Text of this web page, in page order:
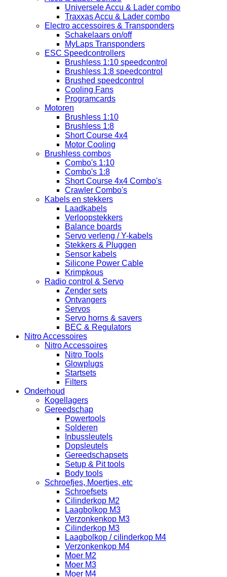
Universele Accu & Lader combo
Traxxas Accu & Lader combo
Electro accessoires & Transponders
Schakelaars on/off
MyLaps Transponders
ESC Speedcontrollers
Brushless 1:10 speedcontrol
Brushless 1:8 speedcontrol
Brushed speedcontrol
Cooling Fans
Programcards
Motoren
Brushless 1:10
Brushless 1:8
Short Course 4x4
Motor Cooling
Brushless combos
Combo's 1:10
Combo's 1:8
Short Course 4x4 Combo's
Crawler Combo's
Kabels en stekkers
Laadkabels
Verloopstekkers
Balance boards
Servo verleng / Y-kabels
Stekkers & Pluggen
Sensor kabels
Silicone Power Cable
Krimpkous
Radio control & Servo
Zender sets
Ontvangers
Servos
Servo horns & savers
BEC & Regulators
Nitro Accessoires
Nitro Accessoires
Nitro Tools
Glowplugs
Startsets
Filters
Onderhoud
Kogellagers
Gereedschap
Powertools
Solderen
Inbussleutels
Dopsleutels
Gereedschapsets
Setup & Pit tools
Body tools
Schroefjes, Moertjes, etc
Schroefsets
Cilinderkop M2
Laagbolkop M3
Verzonkenkop M3
Cilinderkop M3
Laagbolkop / cilinderkop M4
Verzonkenkop M4
Moer M2
Moer M3
Moer M4